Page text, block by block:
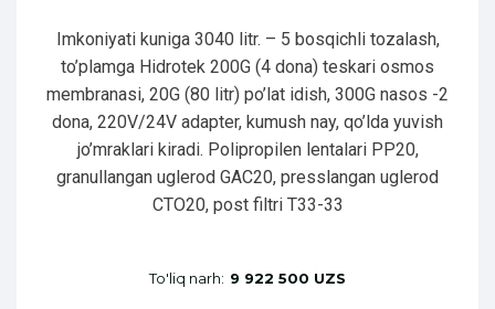
Imkoniyati kuniga 3040 litr. – 5 bosqichli tozalash,
to’plamga Hidrotek 200G (4 dona) teskari osmos
membranasi, 20G (80 litr) po’lat idish, 300G nasos -2
dona, 220V/24V adapter, kumush nay, qo’lda yuvish
jo’mraklari kiradi. Polipropilen lentalari PP20,
granullangan uglerod GAC20, presslangan uglerod
CTO20, post filtri T33-33
To'liq narh: 9 922 500 UZS